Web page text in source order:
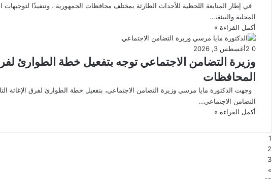
في إطار المتابعة اللحظية للأحداث الطارئة بمختلف محافظات الجمهورية ، وتنفيذًا لتوجيهات
المحلية والبيئة،…
أكمل القراءة »
أغسطس 3, 2026 0
2
وزيرة التضامن الاجتماعي توجه بتفعيل خطة الطوارئ
المحافظات
وجهت الدكتورة مايا مرسي وزيرة التضامن الاجتماعي، بتفعيل خطة الطوارئ لفرق الإغاثة
التضامن الاجتماعي…
أكمل القراءة »
1
2
3
»